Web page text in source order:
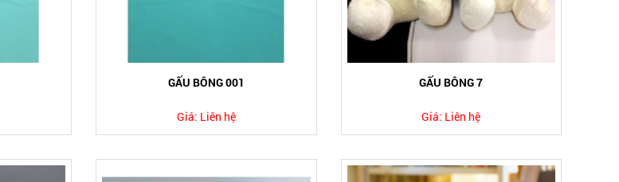
GẤU BÔNG 001
Giá: Liên hệ
GẤU BÔNG 7
Giá: Liên hệ